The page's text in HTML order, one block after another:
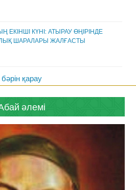
ЕКІНШІ КҮНІ: АТЫРАУ ӨҢІРІНДЕ
ШАРАЛАРЫ ЖАЛҒАСТЫ
бәрін қарау
әлемі